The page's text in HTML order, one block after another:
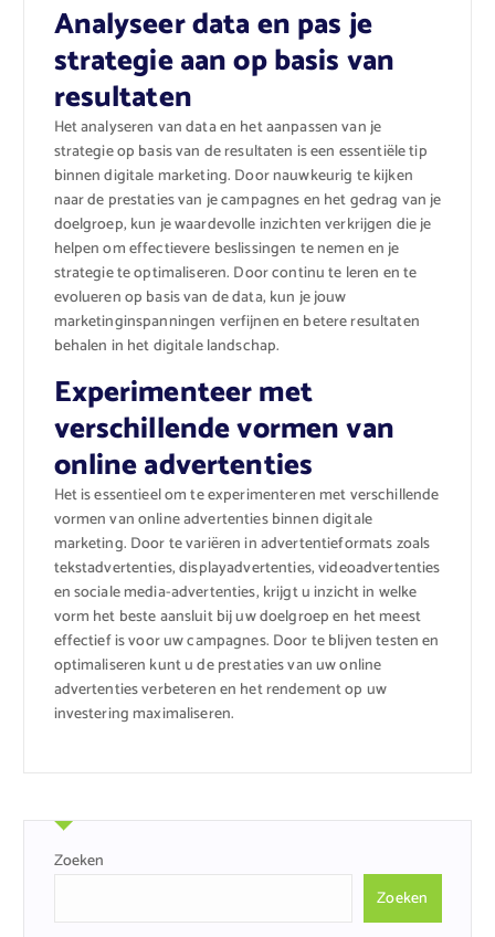
Analyseer data en pas je
strategie aan op basis van
resultaten
Het analyseren van data en het aanpassen van je
strategie op basis van de resultaten is een essentiële tip
binnen digitale marketing. Door nauwkeurig te kijken
naar de prestaties van je campagnes en het gedrag van je
doelgroep, kun je waardevolle inzichten verkrijgen die je
helpen om effectievere beslissingen te nemen en je
strategie te optimaliseren. Door continu te leren en te
evolueren op basis van de data, kun je jouw
marketinginspanningen verfijnen en betere resultaten
behalen in het digitale landschap.
Experimenteer met
verschillende vormen van
online advertenties
Het is essentieel om te experimenteren met verschillende
vormen van online advertenties binnen digitale
marketing. Door te variëren in advertentieformats zoals
tekstadvertenties, displayadvertenties, videoadvertenties
en sociale media-advertenties, krijgt u inzicht in welke
vorm het beste aansluit bij uw doelgroep en het meest
effectief is voor uw campagnes. Door te blijven testen en
optimaliseren kunt u de prestaties van uw online
advertenties verbeteren en het rendement op uw
investering maximaliseren.
Zoeken
Zoeken